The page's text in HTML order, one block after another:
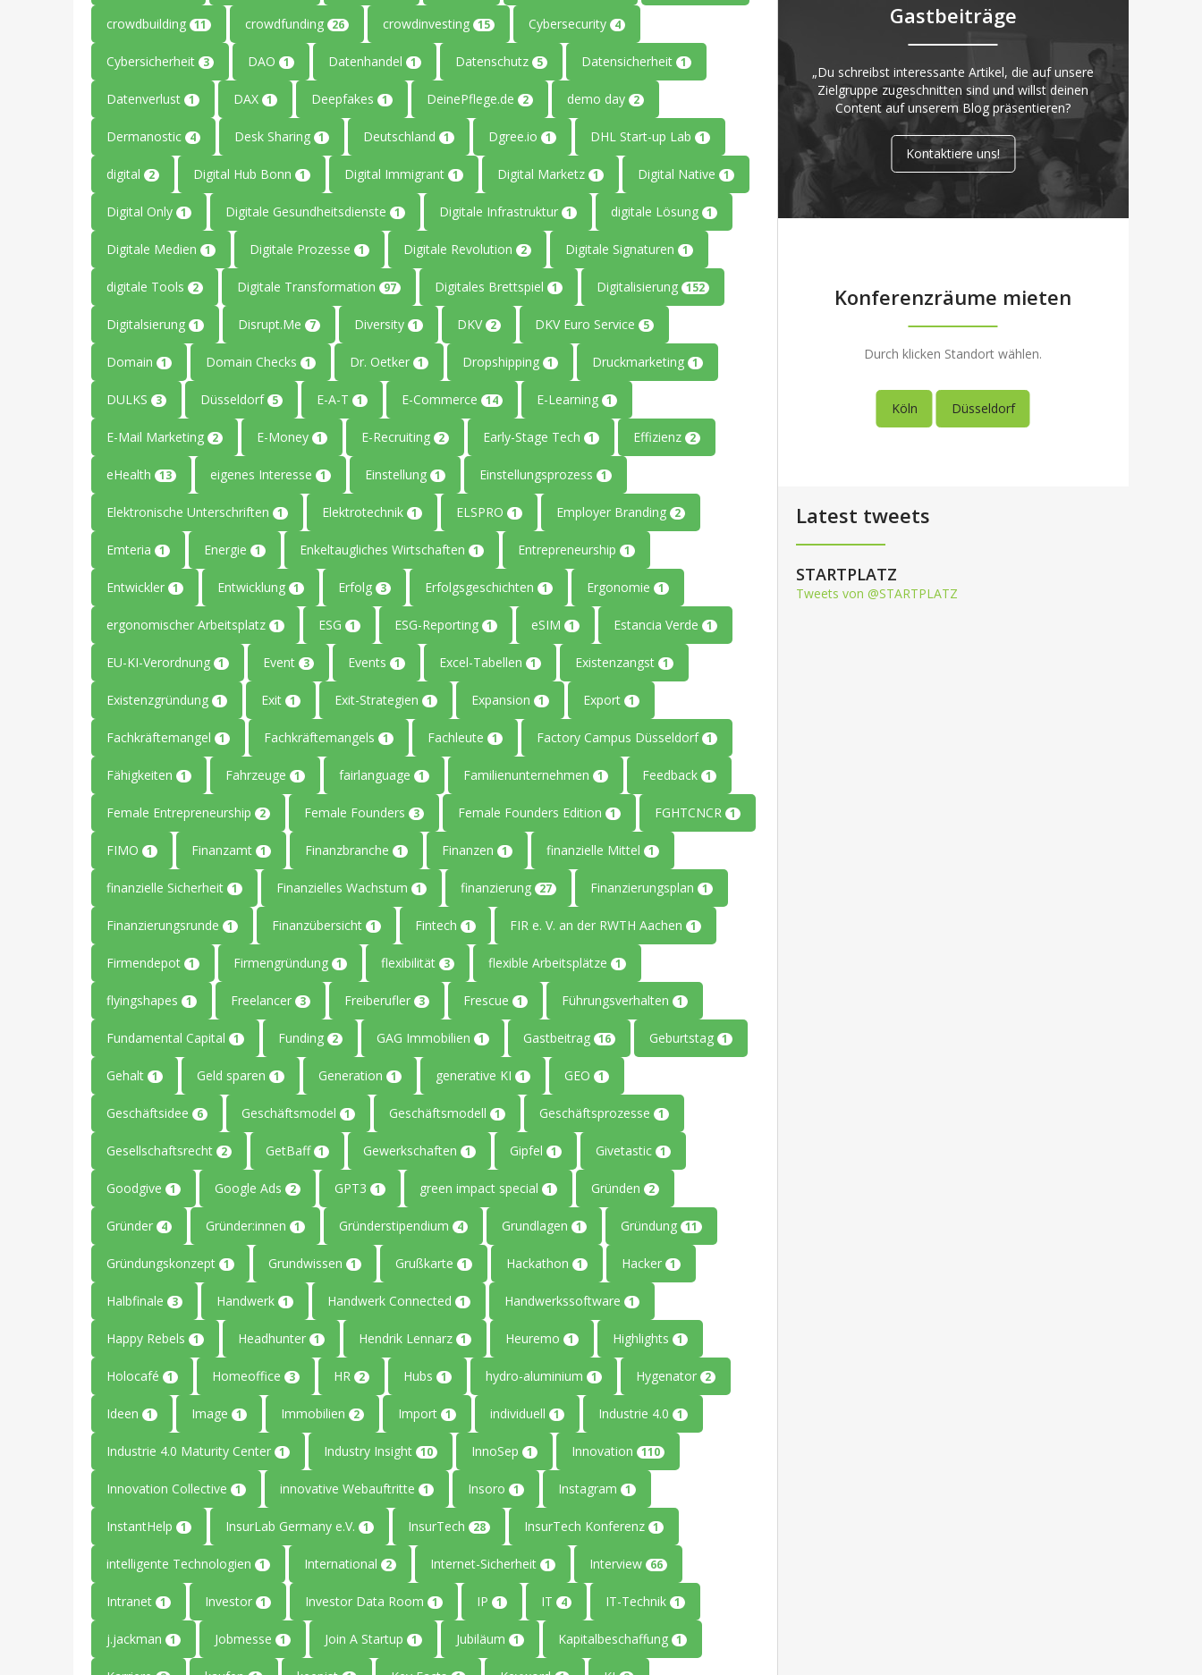
crowdbuilding 11 crowdfunding 26 crowdinvesting 15 Cybersecurity 4
Cybersicherheit 3 DAO 1 Datenhandel 1 Datenschutz 5 Datensicherheit 1
Datenverlust 1 DAX 1 Deepfakes 1 DeinePflege.de 2 demo day 2
Dermanostic 4 Desk Sharing 1 Deutschland 1 Dgree.io 1 DHL Start-up Lab 1
digital 2 Digital Hub Bonn 1 Digital Immigrant 1 Digital Marketz 1 Digital Native 1
Digital Only 1 Digitale Gesundheitsdienste 1 Digitale Infrastruktur 1 digitale Lösung 1
Digitale Medien 1 Digitale Prozesse 1 Digitale Revolution 2 Digitale Signaturen 1
digitale Tools 2 Digitale Transformation 97 Digitales Brettspiel 1 Digitalisierung 152
Digitalsierung 1 Disrupt.Me 7 Diversity 1 DKV 2 DKV Euro Service 5
Domain 1 Domain Checks 1 Dr. Oetker 1 Dropshipping 1 Druckmarketing 1
DULKS 3 Düsseldorf 5 E-A-T 1 E-Commerce 14 E-Learning 1
E-Mail Marketing 2 E-Money 1 E-Recruiting 2 Early-Stage Tech 1 Effizienz 2
eHealth 13 eigenes Interesse 1 Einstellung 1 Einstellungsprozess 1
Elektronische Unterschriften 1 Elektrotechnik 1 ELSPRO 1 Employer Branding 2
Emteria 1 Energie 1 Enkeltaugliches Wirtschaften 1 Entrepreneurship 1
Entwickler 1 Entwicklung 1 Erfolg 3 Erfolgsgeschichten 1 Ergonomie 1
ergonomischer Arbeitsplatz 1 ESG 1 ESG-Reporting 1 eSIM 1 Estancia Verde 1
EU-KI-Verordnung 1 Event 3 Events 1 Excel-Tabellen 1 Existenzangst 1
Existenzgründung 1 Exit 1 Exit-Strategien 1 Expansion 1 Export 1
Fachkräftemangel 1 Fachkräftemangels 1 Fachleute 1 Factory Campus Düsseldorf 1
Fähigkeiten 1 Fahrzeuge 1 fairlanguage 1 Familienunternehmen 1 Feedback 1
Female Entrepreneurship 2 Female Founders 3 Female Founders Edition 1 FGHTCNCR 1
FIMO 1 Finanzamt 1 Finanzbranche 1 Finanzen 1 finanzielle Mittel 1
finanzielle Sicherheit 1 Finanzielles Wachstum 1 finanzierung 27 Finanzierungsplan 1
Finanzierungsrunde 1 Finanzübersicht 1 Fintech 1 FIR e. V. an der RWTH Aachen 1
Firmendepot 1 Firmengründung 1 flexibilität 3 flexible Arbeitsplätze 1
flyingshapes 1 Freelancer 3 Freiberufler 3 Frescue 1 Führungsverhalten 1
Fundamental Capital 1 Funding 2 GAG Immobilien 1 Gastbeitrag 16 Geburtstag 1
Gehalt 1 Geld sparen 1 Generation 1 generative KI 1 GEO 1
Geschäftsidee 6 Geschäftsmodel 1 Geschäftsmodell 1 Geschäftsprozesse 1
Gesellschaftsrecht 2 GetBaff 1 Gewerkschaften 1 Gipfel 1 Givetastic 1
Goodgive 1 Google Ads 2 GPT3 1 green impact special 1 Gründen 2
Gründer 4 Gründer:innen 1 Gründerstipendium 4 Grundlagen 1 Gründung 11
Gründungskonzept 1 Grundwissen 1 Grußkarte 1 Hackathon 1 Hacker 1
Halbfinale 3 Handwerk 1 Handwerk Connected 1 Handwerkssoftware 1
Happy Rebels 1 Headhunter 1 Hendrik Lennarz 1 Heuremo 1 Highlights 1
Holocafé 1 Homeoffice 3 HR 2 Hubs 1 hydro-aluminium 1 Hygenator 2
Ideen 1 Image 1 Immobilien 2 Import 1 individuell 1 Industrie 4.0 1
Industrie 4.0 Maturity Center 1 Industry Insight 10 InnoSep 1 Innovation 110
Innovation Collective 1 innovative Webauftritte 1 Insoro 1 Instagram 1
InstantHelp 1 InsurLab Germany e.V. 1 InsurTech 28 InsurTech Konferenz 1
intelligente Technologien 1 International 2 Internet-Sicherheit 1 Interview 66
Intranet 1 Investor 1 Investor Data Room 1 IP 1 IT 4 IT-Technik 1
j.jackman 1 Jobmesse 1 Join A Startup 1 Jubiläum 1 Kapitalbeschaffung 1
Gastbeiträge
„Du schreibst interessante Artikel, die auf unsere
Zielgruppe zugeschnitten sind und willst deinen
Content auf unserem Blog präsentieren?
Kontaktiere uns!
Konferenzräume mieten
Durch klicken Standort wählen.
Köln Düsseldorf
Latest tweets
STARTPLATZ
Tweets von @STARTPLATZ